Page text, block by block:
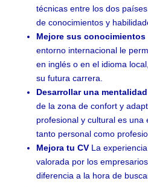
técnicas entre los dos
de conocimientos y
Mejore sus
entorno internacional le
en inglés o en el idioma
su futura carrera.
Desarrollar una
de la zona de confort y
profesional y cultural es una
tanto personal como
Mejora tu CV La
valorada por los
diferencia a la hora de